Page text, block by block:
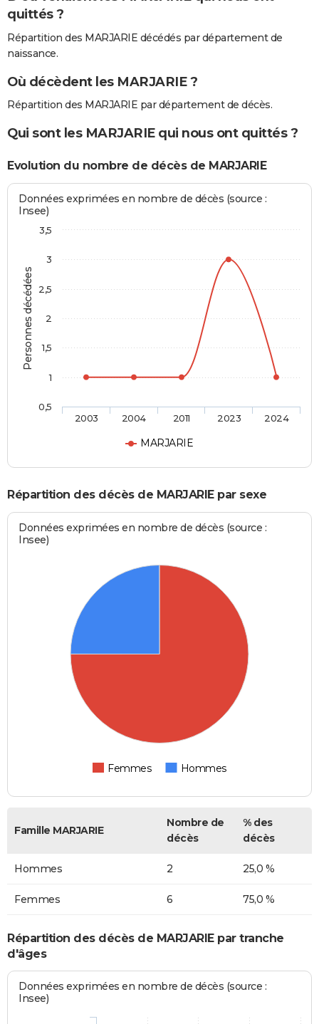
quittés ?
Répartition des MARJARIE décédés par département de
naissance.
Où décèdent les MARJARIE ?
Répartition des MARJARIE par département de décès.
Qui sont les MARJARIE qui nous ont quittés ?
Evolution du nombre de décès de MARJARIE
Personnes décédées
Données exprimées en nombre de décès (source :
Insee)
MARJARIE
2003 2004 2011 2023 2024
0,5
1
1,5
2
2,5
3
3,5
Répartition des décès de MARJARIE par sexe
Données exprimées en nombre de décès (source :
Insee)
Femmes Hommes
Famille MARJARIE
Nombre de
décès
% des
décès
Hommes 2 25,0 %
Femmes 6 75,0 %
Répartition des décès de MARJARIE par tranche
d'âges
Données exprimées en nombre de décès (source :
Insee)